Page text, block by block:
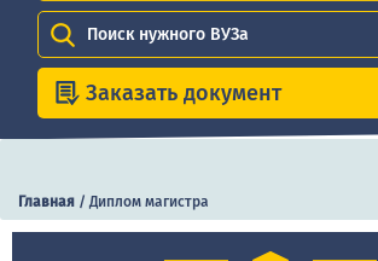
Поиск нужного ВУЗа
Заказать документ
Главная /Диплом магистра